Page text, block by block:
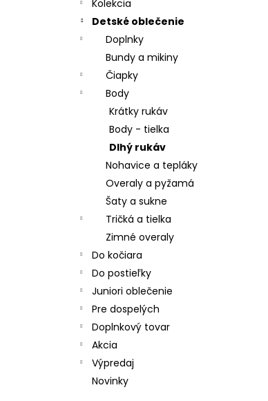
Kolekcia
Detské oblečenie
Doplnky
Bundy a mikiny
Čiapky
Body
Krátky rukáv
Body - tielka
Dlhý rukáv
Nohavice a tepláky
Overaly a pyžamá
Šaty a sukne
Tričká a tielka
Zimné overaly
Do kočiara
Do postieľky
Juniori oblečenie
Pre dospelých
Doplnkový tovar
Akcia
Výpredaj
Novinky